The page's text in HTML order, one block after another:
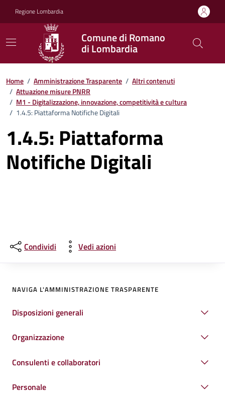
Regione Lombardia
Comune di Romano
di Lombardia
Home / Amministrazione Trasparente / Altri contenuti
/ Attuazione misure PNRR
/ M1 - Digitalizzazione, innovazione, competitività e cultura
/ 1.4.5: Piattaforma Notifiche Digitali
1.4.5: Piattaforma
Notifiche Digitali
Condividi Vedi azioni
NAVIGA L'AMMINISTRAZIONE TRASPARENTE
Disposizioni generali
Organizzazione
Consulenti e collaboratori
Personale